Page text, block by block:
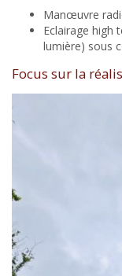
Manœuvre
Eclairage high
lumière) sous
Focus sur la